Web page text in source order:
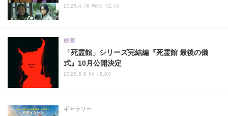
2025.4.16 Wed 12:10
「死霊館」シリーズ完結編『死霊館 最後の儀
式』10月公開決定
映画
2025.5.9 Fri 18:00
ギャラリー